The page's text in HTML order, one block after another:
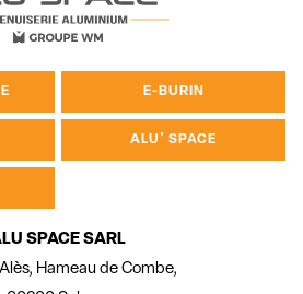
E-BURIN
ALU' SPACE
SPACE SARL
Hameau de Combe,